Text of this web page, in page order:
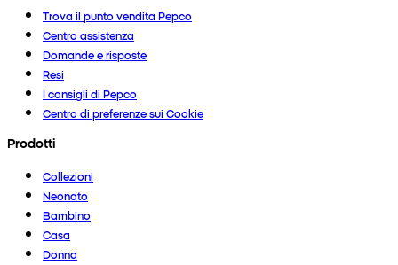
Trova il punto vendita Pepco
Centro assistenza
Domande e risposte
Resi
I consigli di Pepco
Centro di preferenze sui Cookie
Prodotti
Collezioni
Neonato
Bambino
Casa
Donna